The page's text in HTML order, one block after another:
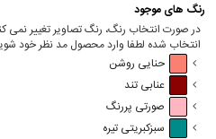
رنگ های موجود
در صورت انتخاب رنگ، رنگ تصاویر تغییر
انتخاب شده لطفا وارد محصول مد نظر خود
حنایی روشن
عنابی تند
صورتی پررنگ
سبزکبریتی تیره